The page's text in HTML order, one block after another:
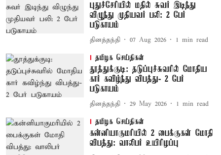
புதுச்சேரியில் மதில் சுவர் இடிந்து
விழுந்து முதியவர் பலி: 2 பேர்
படுகாயம்
தினத்தந்தி 07 Aug 2026 1 min read
தமிழக செய்திகள்
தூத்துக்குடி: தடுப்புச்சுவரில் மோதிய
கார் கவிழ்ந்து விபத்து- 2 பேர்
படுகாயம்
தினத்தந்தி 29 May 2026 1 min read
தமிழக செய்திகள்
கன்னியாகுமரியில் 2 பைக்குகள் மோதி
விபத்து: வாலிபர் உயிரிழப்பு